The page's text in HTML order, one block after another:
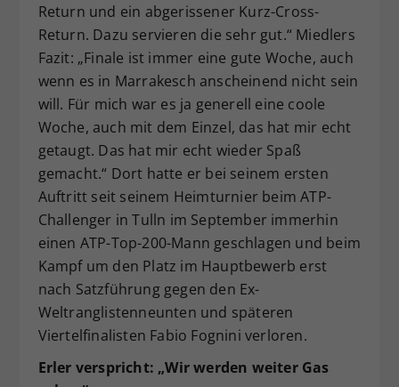
Return und ein abgerissener Kurz-Cross-
Return. Dazu servieren die sehr gut.“ Miedlers
Fazit: „Finale ist immer eine gute Woche, auch
wenn es in Marrakesch anscheinend nicht sein
will. Für mich war es ja generell eine coole
Woche, auch mit dem Einzel, das hat mir echt
getaugt. Das hat mir echt wieder Spaß
gemacht.“ Dort hatte er bei seinem ersten
Auftritt seit seinem Heimturnier beim ATP-
Challenger in Tulln im September immerhin
einen ATP-Top-200-Mann geschlagen und beim
Kampf um den Platz im Hauptbewerb erst
nach Satzführung gegen den Ex-
Weltranglistenneunten und späteren
Viertelfinalisten Fabio Fognini verloren.
Erler verspricht: „Wir werden weiter Gas